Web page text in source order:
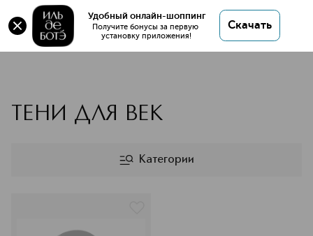
Удобный онлайн-шоппинг
Получите бонусы за первую
установку приложения!
Скачать
ТЕНИ ДЛЯ ВЕК
Категории